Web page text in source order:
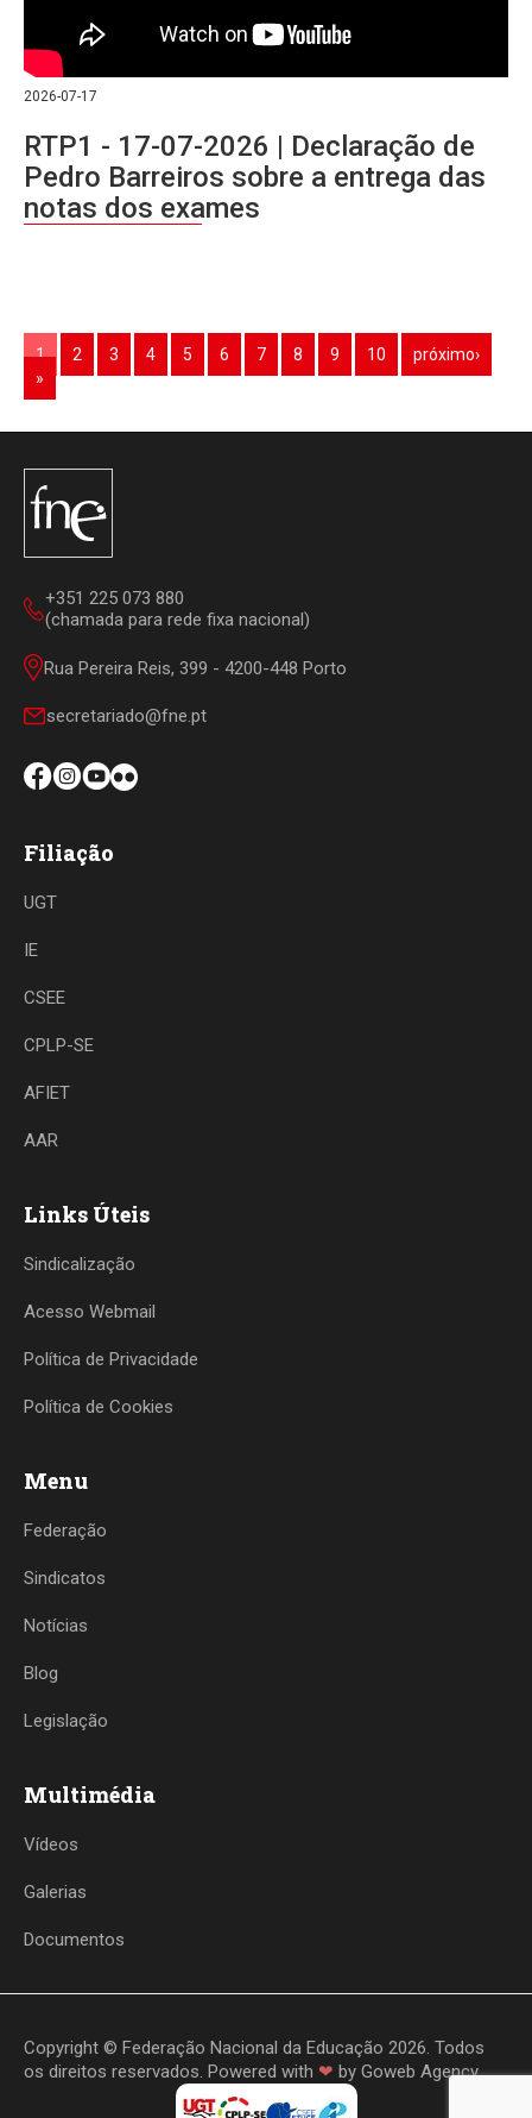
2026-07-17
RTP1 - 17-07-2026 | Declaração de
Pedro Barreiros sobre a entrega das
notas dos exames
1 2 3 4 5 6 7 8 9 10
próximo›
»
+351 225 073 880
(chamada para rede fixa nacional)
Rua Pereira Reis, 399 - 4200-448 Porto
secretariado@fne.pt
Filiação
UGT
IE
CSEE
CPLP-SE
AFIET
AAR
Links Úteis
Sindicalização
Acesso Webmail
Política de Privacidade
Política de Cookies
Menu
Federação
Sindicatos
Notícias
Blog
Legislação
Multimédia
Vídeos
Galerias
Documentos
Copyright © Federação Nacional da Educação 2026. Todos
os direitos reservados. Powered with ❤ by Goweb Agency